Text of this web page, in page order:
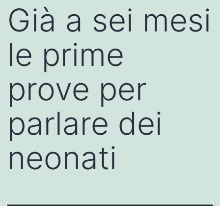
Già a sei mesi
le prime
prove per
parlare dei
neonati